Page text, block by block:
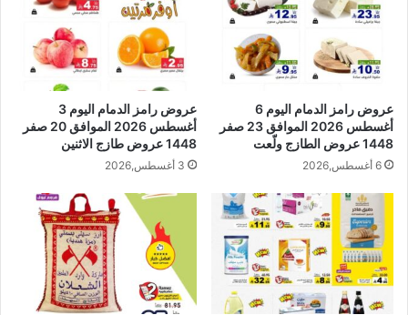
عروض رامز الدمام اليوم 6
أغسطس 2026 الموافق 23 صفر
1448 عروض الطازج ولّعت
6 أغسطس,2026
عروض رامز الدمام اليوم 3
أغسطس 2026 الموافق 20 صفر
1448 عروض طازج الاثنين
3 أغسطس,2026